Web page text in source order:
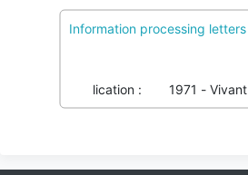
Information processing letters
Publication :
1971 - Vivant